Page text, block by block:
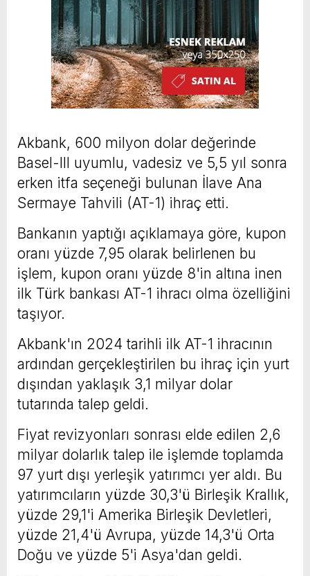
Akbank, 600 milyon dolar değerinde
Basel-III uyumlu, vadesiz ve 5,5 yıl sonra
erken itfa seçeneği bulunan İlave Ana
Sermaye Tahvili (AT-1) ihraç etti.
Bankanın yaptığı açıklamaya göre, kupon
oranı yüzde 7,95 olarak belirlenen bu
işlem, kupon oranı yüzde 8'in altına inen
ilk Türk bankası AT-1 ihracı olma özelliğini
taşıyor.
Akbank'ın 2024 tarihli ilk AT-1 ihracının
ardından gerçekleştirilen bu ihraç için yurt
dışından yaklaşık 3,1 milyar dolar
tutarında talep geldi.
Fiyat revizyonları sonrası elde edilen 2,6
milyar dolarlık talep ile işlemde toplamda
97 yurt dışı yerleşik yatırımcı yer aldı. Bu
yatırımcıların yüzde 30,3'ü Birleşik Krallık,
yüzde 29,1'i Amerika Birleşik Devletleri,
yüzde 21,4'ü Avrupa, yüzde 14,3'ü Orta
Doğu ve yüzde 5'i Asya'dan geldi.